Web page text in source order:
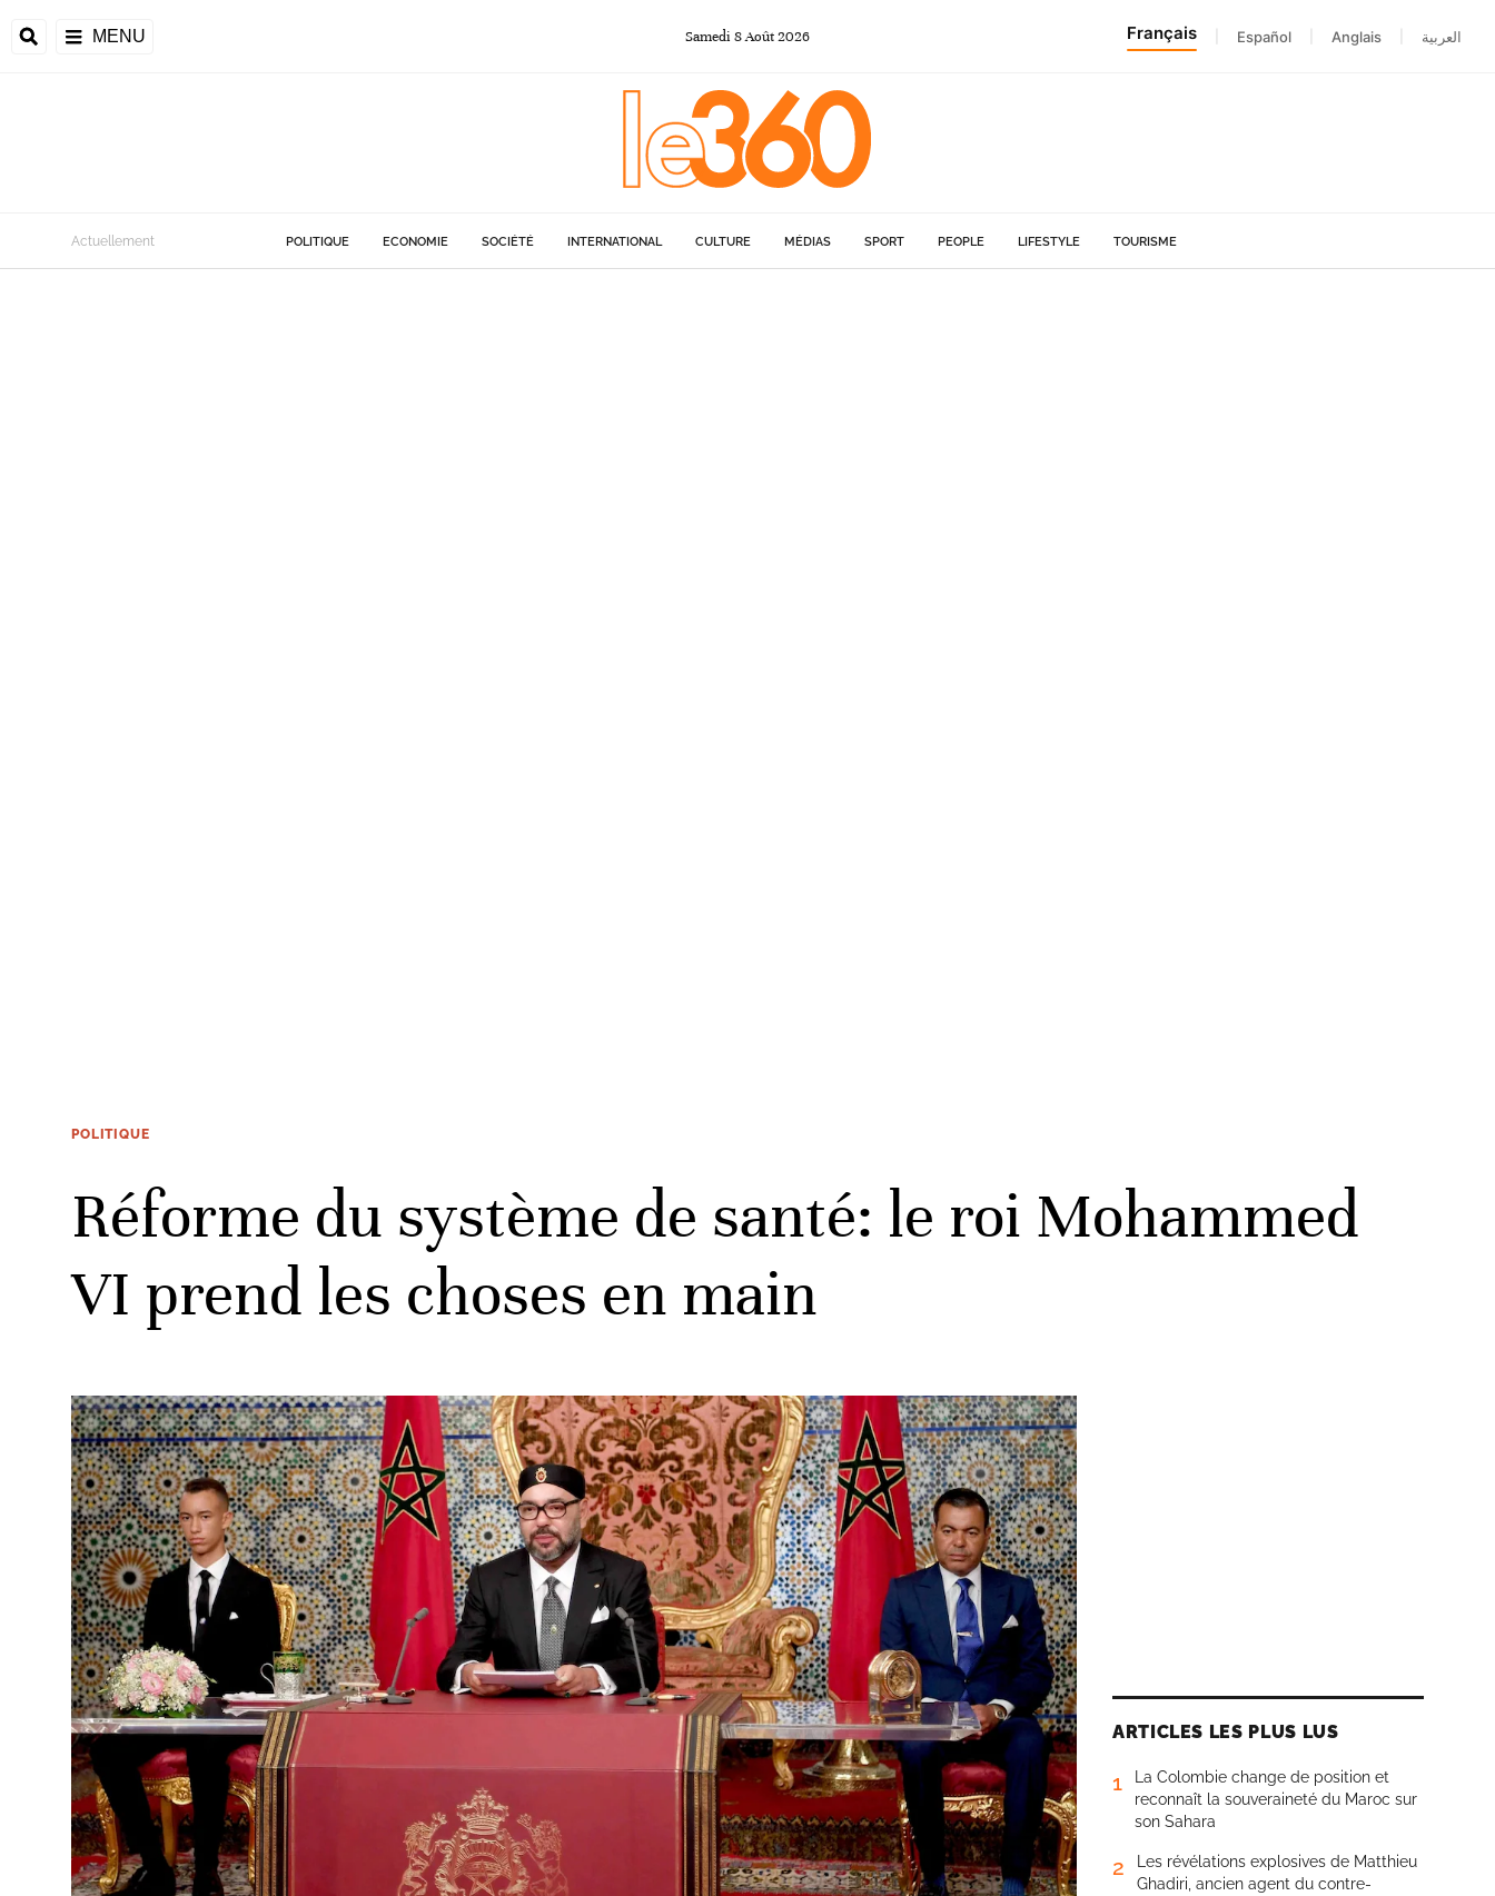
MENU Samedi 8Août2026 Français Español Anglais العربية
Actuellement POLITIQUE ECONOMIE SOCIÉTÉ INTERNATIONAL CULTURE MÉDIAS SPORT PEOPLE LIFESTYLE TOURISME
POLITIQUE
Réforme du système de santé: le roi Mohammed
VI prend les choses en main
ARTICLES LES PLUS LUS
1
La Colombie change de position et
reconnaît la souveraineté du Maroc sur
son Sahara
2
Les révélations explosives de Matthieu
Ghadiri, ancien agent du contre-